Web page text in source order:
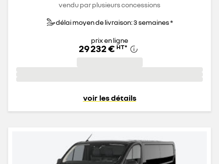
vendu par plusieurs concessions
délai moyen de livraison: 3 semaines *
prix en ligne
29 232 € HT*
voir les détails